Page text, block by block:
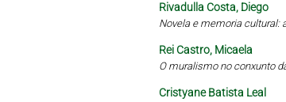
Rivadulla Costa, Diego
Novela e memoria cultural:
Rei Castro, Micaela
O muralismo no conxunto
Cristyane Batista Leal